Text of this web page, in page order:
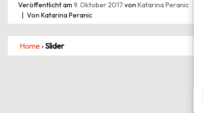
Veröffentlicht am 9. Oktober 2017 von Katarina Peranic
Von Katarina Peranic
Home› Slider